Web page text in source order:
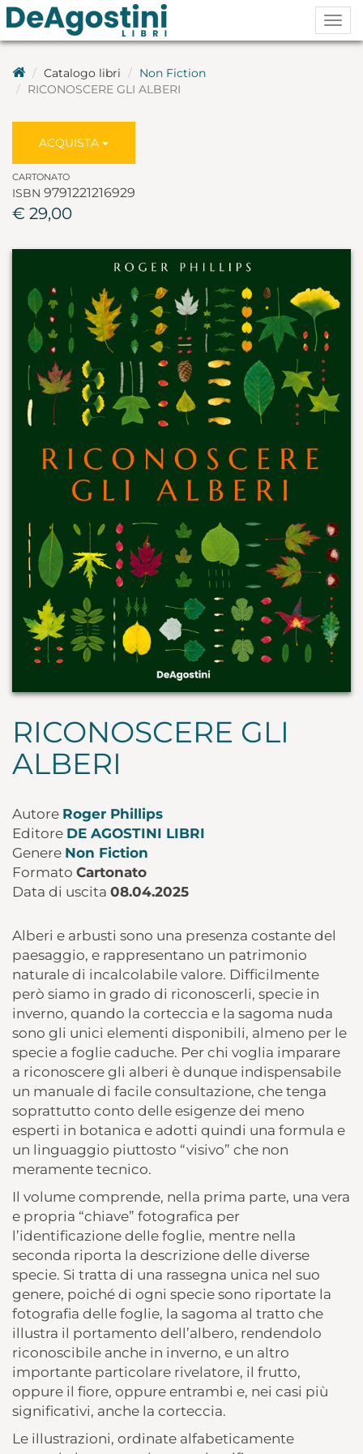
Catalogo libri
Non Fiction
RICONOSCERE GLI ALBERI
ACQUISTA
CARTONATO
ISBN 9791221216929
€ 29,00
RICONOSCERE GLI
ALBERI
Autore Roger Phillips
Editore DE AGOSTINI LIBRI
Genere Non Fiction
Formato Cartonato
Data di uscita 08.04.2025
Alberi e arbusti sono una presenza costante del
paesaggio, e rappresentano un patrimonio
naturale di incalcolabile valore. Difficilmente
però siamo in grado di riconoscerli, specie in
inverno, quando la corteccia e la sagoma nuda
sono gli unici elementi disponibili, almeno per le
specie a foglie caduche. Per chi voglia imparare
a riconoscere gli alberi è dunque indispensabile
un manuale di facile consultazione, che tenga
soprattutto conto delle esigenze dei meno
esperti in botanica e adotti quindi una formula e
un linguaggio piuttosto “visivo” che non
meramente tecnico.
Il volume comprende, nella prima parte, una vera
e propria “chiave” fotografica per
l’identificazione delle foglie, mentre nella
seconda riporta la descrizione delle diverse
specie. Si tratta di una rassegna unica nel suo
genere, poiché di ogni specie sono riportate la
fotografia delle foglie, la sagoma al tratto che
illustra il portamento dell’albero, rendendolo
riconoscibile anche in inverno, e un altro
importante particolare rivelatore, il frutto,
oppure il fiore, oppure entrambi e, nei casi più
significativi, anche la corteccia.
Le illustrazioni, ordinate alfabeticamente